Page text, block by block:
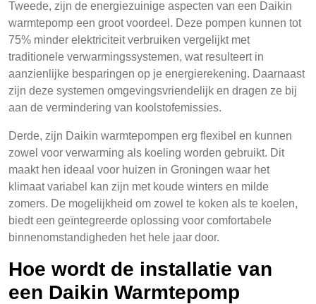
Tweede, zijn de energiezuinige aspecten van een Daikin
warmtepomp een groot voordeel. Deze pompen kunnen tot
75% minder elektriciteit verbruiken vergelijkt met
traditionele verwarmingssystemen, wat resulteert in
aanzienlijke besparingen op je energierekening. Daarnaast
zijn deze systemen omgevingsvriendelijk en dragen ze bij
aan de vermindering van koolstofemissies.
Derde, zijn Daikin warmtepompen erg flexibel en kunnen
zowel voor verwarming als koeling worden gebruikt. Dit
maakt hen ideaal voor huizen in Groningen waar het
klimaat variabel kan zijn met koude winters en milde
zomers. De mogelijkheid om zowel te koken als te koelen,
biedt een geïntegreerde oplossing voor comfortabele
binnenomstandigheden het hele jaar door.
Hoe wordt de installatie van
een Daikin Warmtepomp